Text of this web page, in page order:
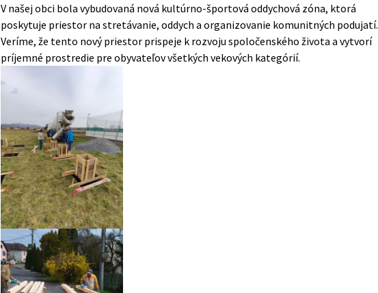
V našej obci bola vybudovaná nová kultúrno-športová oddychová zóna, ktorá
poskytuje priestor na stretávanie, oddych a organizovanie komunitných podujatí.
Veríme, že tento nový priestor prispeje k rozvoju spoločenského života a vytvorí
príjemné prostredie pre obyvateľov všetkých vekových kategórií.